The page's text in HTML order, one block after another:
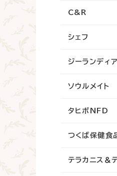
C&R
シェフ
ジーランディア
ソウルメイト
タヒボNFD
つくば保健食
テラカニス＆